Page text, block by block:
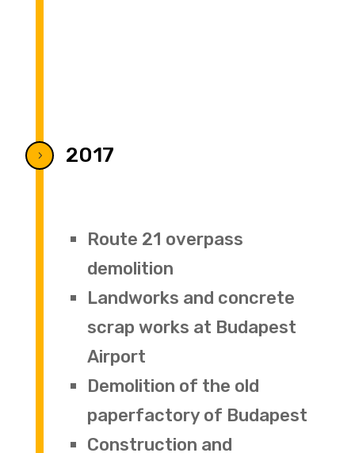
5 2017
Route 21 overpass
demolition
Landworks and concrete
scrap works at Budapest
Airport
Demolition of the old
paperfactory of Budapest
Construction and